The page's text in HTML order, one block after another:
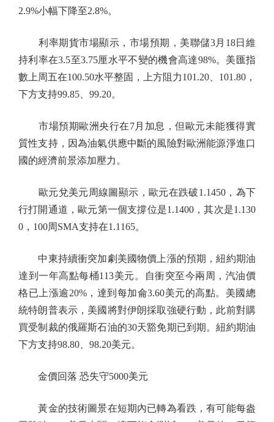
2.9%小幅下降至2.8%。
利率期貨市場顯示，市場預期，美聯儲3月18日維
持利率在3.5至3.75厘水平不變的機會高達98%。美匯指
數上周五在100.50水平整固，上方阻力101.20、101.80，
下方支持99.85、99.20。
市場預期歐洲央行在7月加息，但歐元未能獲得實
質性支持，因為油氣供應中斷的風險對歐洲能源淨進口
國的經濟前景添加壓力。
歐元兌美元周線圖顯示，歐元在跌破1.1450，為下
行打開通道，歐元第一個支撐位是1.1400，其次是1.130
0，100周SMA支持在1.1165。
中東持續衝突加劇美國物價上漲的預期，紐約期油
達到一年高點每桶113美元。自衝突至今兩周，汽油價
格已上漲逾20%，達到每加侖3.60美元的高點。美國總
統特朗普表示，美國將對伊朗採取強硬行動，此前對購
買受制裁的俄羅斯石油的30天豁免期已到期。紐約期油
下方支持98.80、98.20美元。
金價回落 恐失守5000美元
黃金的技術圖景在短期內已轉為看跌，有可能每盎